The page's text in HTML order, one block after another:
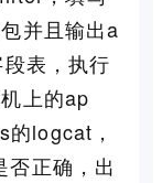
并且输出a
表，执行
上的ap
logcat，
否正确，出